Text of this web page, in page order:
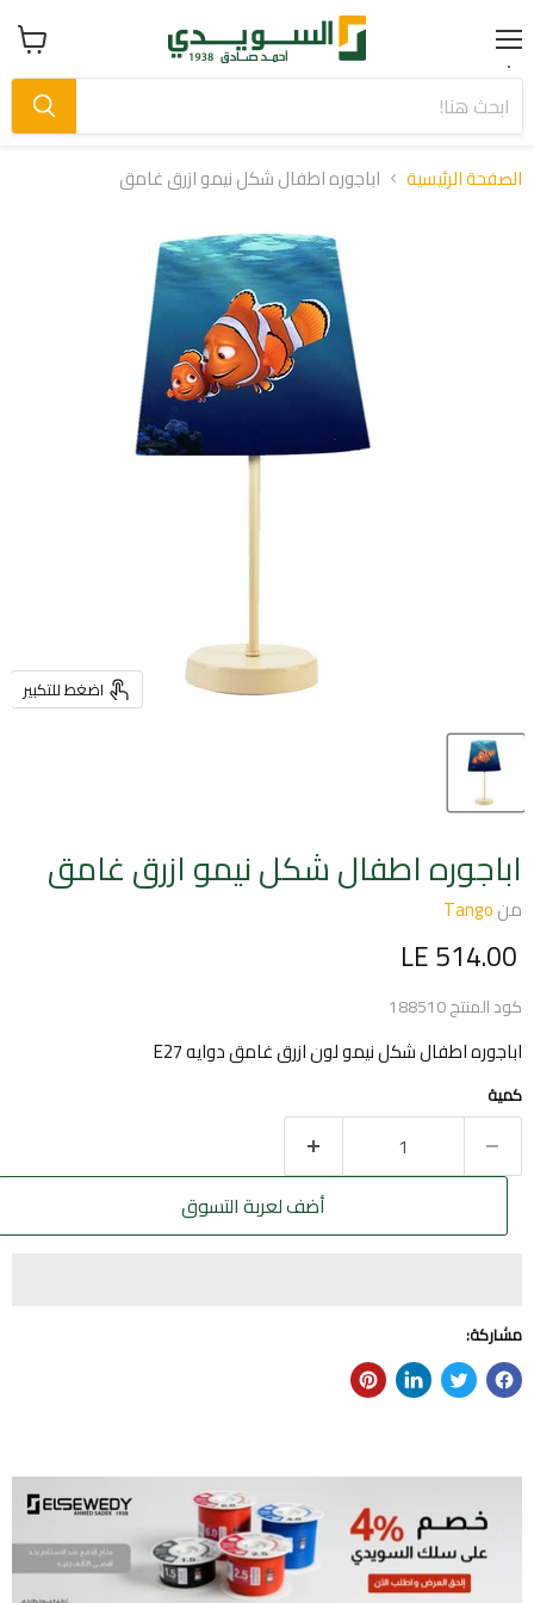
Menu عرض
سلة
الصفحة الرئيسية اباجوره اطفال شكل نيمو ازرق غامق
اضغط للتكبير
اباجوره اطفال شكل نيمو ازرق غامق
منTango
السعر الحالي
LE 514.00
كود المنتج188510
اباجوره اطفال شكل نيمو لون ازرق غامق دوايه E27
كمية
أضف لعربة التسوق
مشاركة: